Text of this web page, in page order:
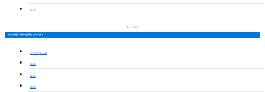
3LDK
もっと見る
島氏永駅の物件を間取りから探す
ワンルーム・1K
1LDK
2LDK
3LDK